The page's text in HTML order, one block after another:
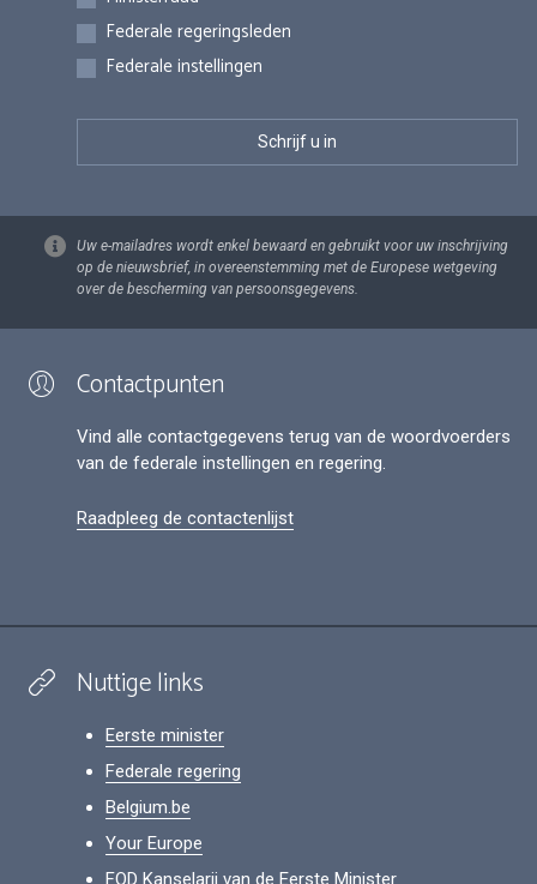
Federale regeringsleden
Federale instellingen
Uw e-mailadres wordt enkel bewaard en gebruikt voor uw inschrijving
op de nieuwsbrief, in overeenstemming met de Europese wetgeving
over de bescherming van persoonsgegevens.
Contactpunten
Vind alle contactgegevens terug van de woordvoerders
van de federale instellingen en regering.
Raadpleeg de contactenlijst
Nuttige links
Eerste minister
Federale regering
Belgium.be
Your Europe
FOD Kanselarij van de Eerste Minister